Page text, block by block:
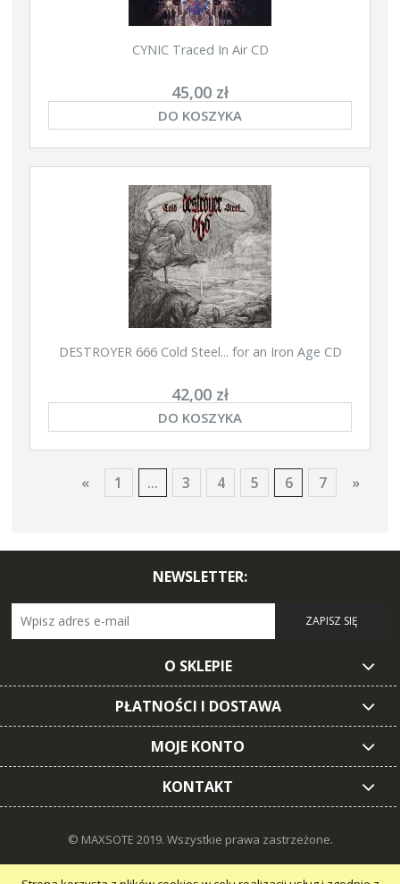
CYNIC Traced In Air CD
45,00 zł
DO KOSZYKA
DESTROYER 666 Cold Steel... for an Iron Age CD
42,00 zł
DO KOSZYKA
« 1 ... 3 4 5 6 7 »
NEWSLETTER:
ZAPISZ SIĘ
O SKLEPIE
PŁATNOŚCI I DOSTAWA
MOJE KONTO
KONTAKT
© MAXSOTE 2019. Wszystkie prawa zastrzeżone.